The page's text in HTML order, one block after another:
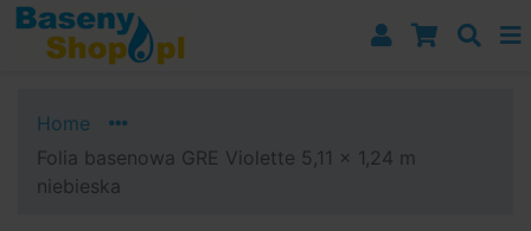
Przejdź do nawigacji
Przejdź do treści
Przejdź do paska bocznego
Home
Folia basenowa GRE Violette 5,11 x 1,24 m
niebieska